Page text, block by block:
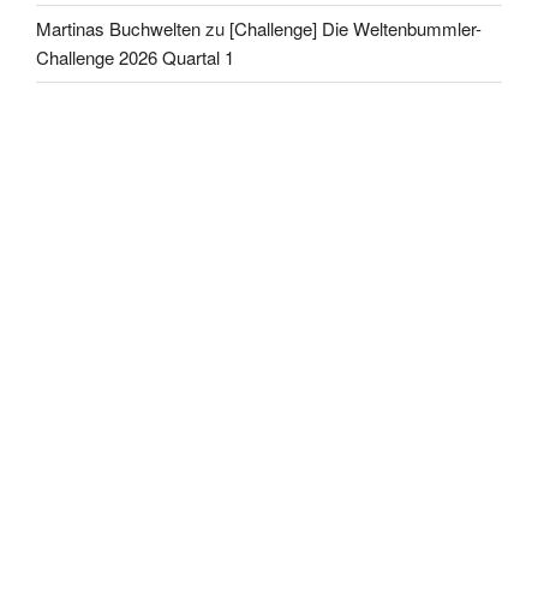
Martinas Buchweltenzu [Challenge] Die Weltenbummler-
Challenge 2026 Quartal 1